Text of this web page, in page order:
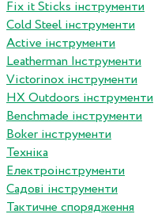
Fix it Sticks інструменти
Сold Steel інструменти
Active інструменти
Leatherman Інструменти
Victorinox інструменти
HX Outdoors інструменти
Benchmade інструменти
Boker інструменти
Техніка
Електроінструменти
Садові інструменти
Тактичне спорядження